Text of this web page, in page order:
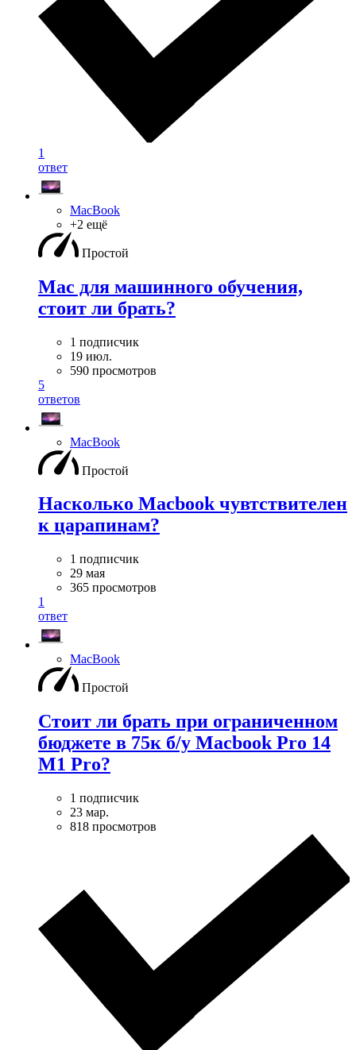
1
ответ
MacBook
+2 ещё
Простой
Mac для машинного обучения,
стоит ли брать?
1 подписчик
19 июл.
590 просмотров
5
ответов
MacBook
Простой
Насколько Macbook чувтствителен
к царапинам?
1 подписчик
29 мая
365 просмотров
1
ответ
MacBook
Простой
Стоит ли брать при ограниченном
бюджете в 75к б/у Macbook Pro 14
M1 Pro?
1 подписчик
23 мар.
818 просмотров